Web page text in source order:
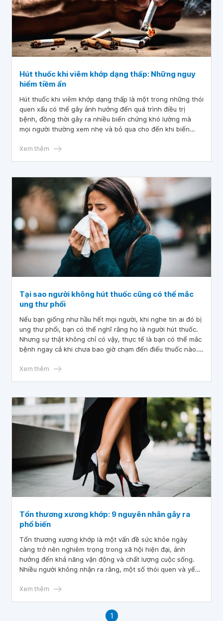
Hút thuốc khi viêm khớp dạng thấp: Những nguy
hiểm tiềm ẩn
Hút thuốc khi viêm khớp dạng thấp là một trong những thói
quen xấu có thể gây ảnh hưởng đến quá trình điều trị
bệnh, đồng thời gây ra nhiều biến chứng khó lường mà
mọi người thường xem nhẹ và bỏ qua cho đến khi biến
Xem thêm
Tại sao người không hút thuốc cũng có thể mắc
ung thư phổi
Nếu bạn giống như hầu hết mọi người, khi nghe tin ai đó bị
ung thư phổi, bạn có thể nghĩ rằng họ là người hút thuốc.
Nhưng sự thật không chỉ có vậy, thực tế là bạn có thể mắc
bệnh ngay cả khi chưa bao giờ chạm đến điếu thuốc nào.
thể giảm thiểu nguy cơ cho mình.
Xem thêm
Tổn thương xương khớp: 9 nguyên nhân gây ra
phổ biến
Tổn thương xương khớp là một vấn đề sức khỏe ngày
càng trở nên nghiêm trọng trong xã hội hiện đại, ảnh
hưởng đến khả năng vận động và chất lượng cuộc sống.
Nhiều người không nhận ra rằng, một số thói quen và yếu
cho hệ xương khớp.
Xem thêm
1